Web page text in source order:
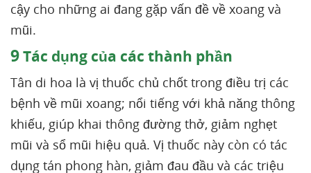
cậy cho những ai đang gặp vấn đề về xoang và
mũi.
9Tác dụng của các thành phần
Tân di hoa là vị thuốc chủ chốt trong điều trị các
bệnh về mũi xoang; nổi tiếng với khả năng thông
khiếu, giúp khai thông đường thở, giảm nghẹt
mũi và sổ mũi hiệu quả. Vị thuốc này còn có tác
dụng tán phong hàn, giảm đau đầu và các triệu